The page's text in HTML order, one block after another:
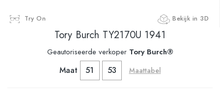
Try On Bekijk in 3D
Tory Burch TY2170U 1941
Geautoriseerde verkoper Tory Burch®
Maat 51 53 Maattabel